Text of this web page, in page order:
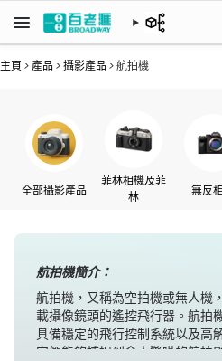
主頁 > 產品 >攝影產品 >航拍機
全部攝影產品
菲林相機及菲
林
無反
航拍機簡介：
航拍機，又稱為空拍機或無人機
載攝像鏡頭的遙控飛行器。航拍
具備穩定的飛行控制系統以及高
它們能夠捕捉到令人驚嘆的航拍